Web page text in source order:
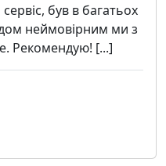
був в багатьох
неймовірним ми з
Рекомендую! [...]